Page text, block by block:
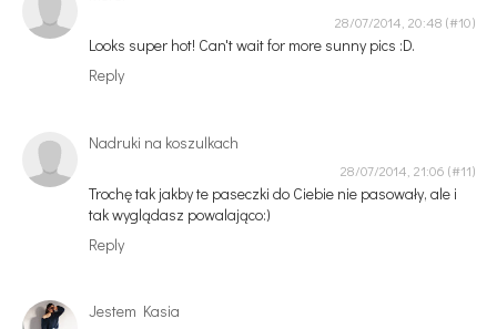
28/07/2014, 20:48
Looks super hot! Can't wait for more sunny pics :D.
Reply
Nadruki na koszulkach
28/07/2014, 21:06
Trochę tak jakby te paseczki do Ciebie nie pasowały, ale i
tak wyglądasz powalająco:)
Reply
Jestem Kasia